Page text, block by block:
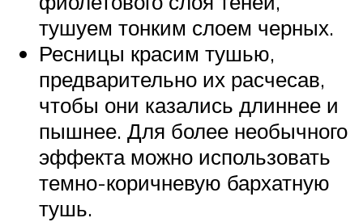
тушуем тонким слоем черных.
Ресницы красим тушью,
предварительно их расчесав,
чтобы они казались длиннее и
пышнее. Для более необычного
эффекта можно использовать
темно-коричневую бархатную
тушь.